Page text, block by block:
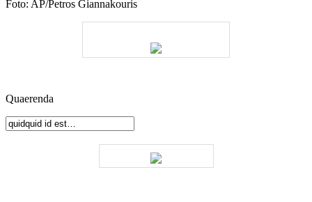
Foto: AP/Petros Giannakouris
Quaerenda